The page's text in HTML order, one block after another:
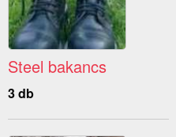
Steel bakancs
3 db